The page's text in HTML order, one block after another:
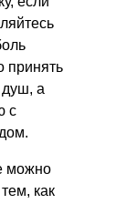
принять
душ, а
с
можно
как